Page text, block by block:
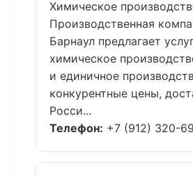
Химическое
Производственная
Барнаул предлагает
химическое
и единичное
конкурентные цены,
Росси...
Телефон: +7 (912) 320-